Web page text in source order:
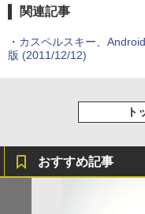
関連記事
・ カスペルスキー、
版 (2011/12/12)
ト
おすすめ記事